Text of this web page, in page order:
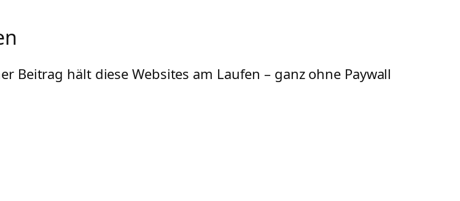
Beitrag hält diese Websites am Laufen – ganz ohne Paywall